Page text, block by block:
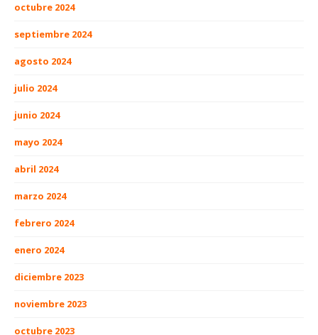
octubre 2024
septiembre 2024
agosto 2024
julio 2024
junio 2024
mayo 2024
abril 2024
marzo 2024
febrero 2024
enero 2024
diciembre 2023
noviembre 2023
octubre 2023